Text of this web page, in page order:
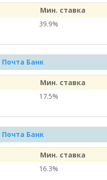
Мин. ставка
39.9%
Почта Банк
Мин. ставка
17.5%
Почта Банк
Мин. ставка
16.3%